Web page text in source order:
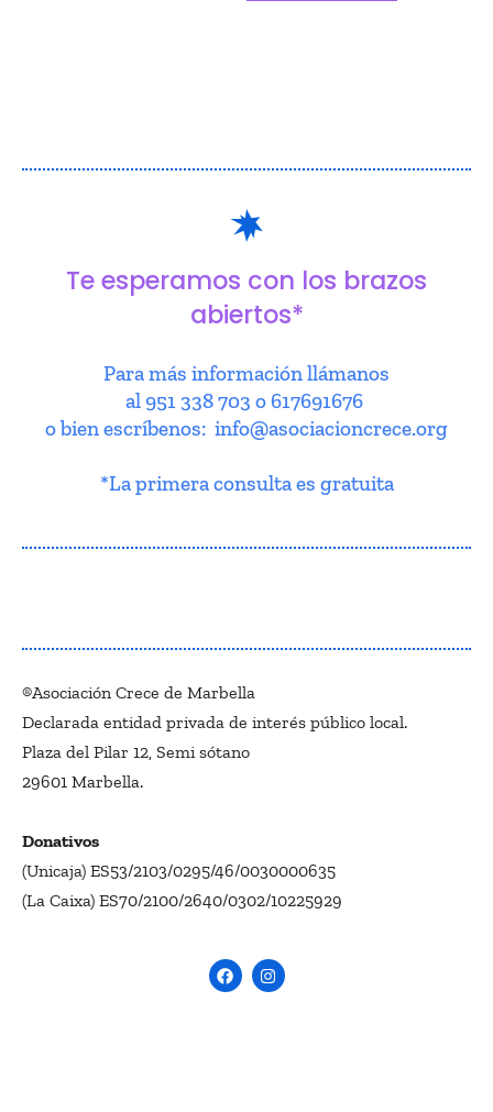
Te esperamos con los brazos
abiertos*
Para más información llámanos
al 951 338 703 o 617691676
o bien escríbenos: info@asociacioncrece.org
*La primera consulta es gratuita
®Asociación Crece de Marbella
Declarada entidad privada de interés público local.
Plaza del Pilar 12, Semi sótano
29601 Marbella.
Donativos
(Unicaja) ES53/2103/0295/46/0030000635
(La Caixa) ES70/2100/2640/0302/10225929